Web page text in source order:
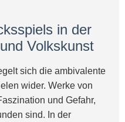
in der
Volkskunst
sich die ambivalente
wider. Werke von
und Gefahr,
sind. In der